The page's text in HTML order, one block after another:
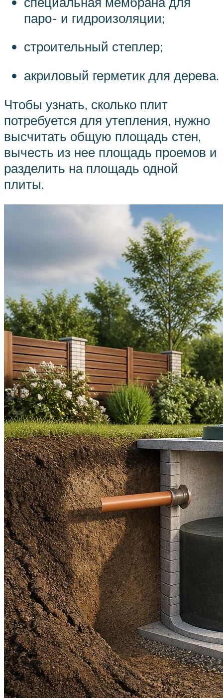
паро- и гидроизоляции;
строительный степлер;
акриловый герметик для дерева.
Чтобы узнать, сколько плит
потребуется для утепления, нужно
высчитать общую площадь стен,
вычесть из нее площадь проемов и
разделить на площадь одной
плиты.